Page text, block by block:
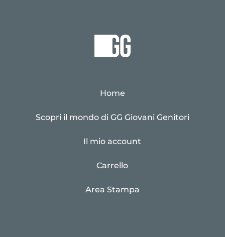
Home
Scopri il mondo di GG Giovani Genitori
Il mio account
Carrello
Area Stampa